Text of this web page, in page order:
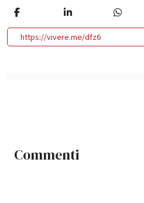
https://vivere.me/dfz6
Commenti